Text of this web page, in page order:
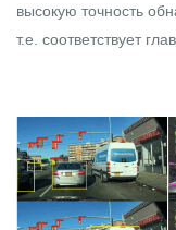
высокую точность
т.е. соответствует